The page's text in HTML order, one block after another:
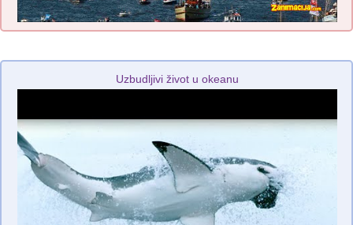
Uzbudljivi život u okeanu